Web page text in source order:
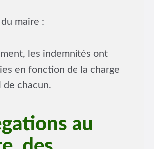
maire :
les indemnités ont
en fonction de la charge
de chacun.
au